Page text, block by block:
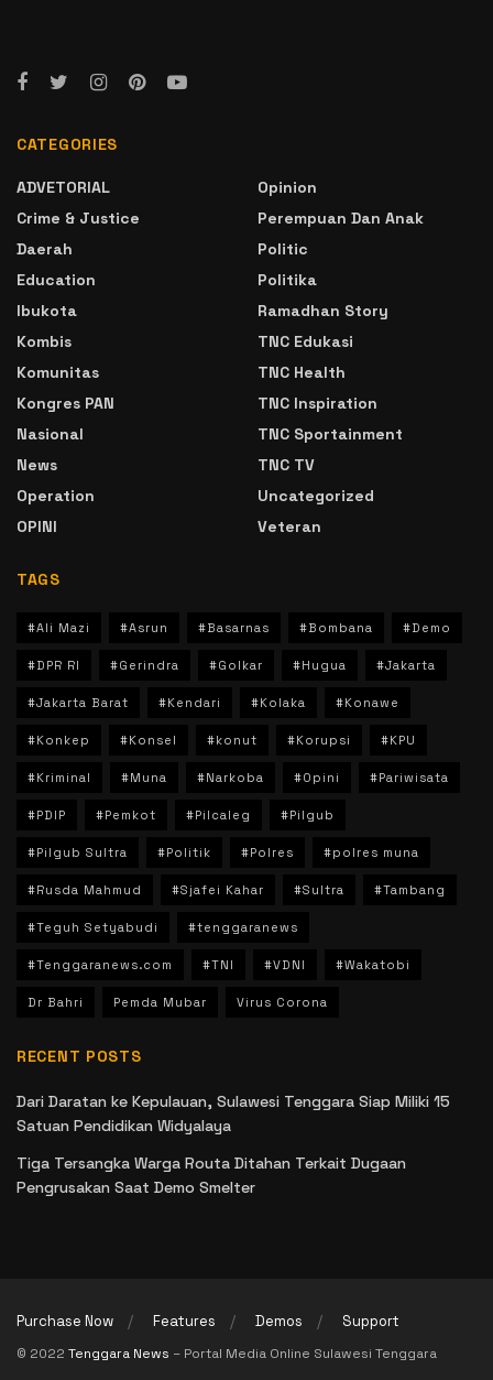
CATEGORIES
ADVETORIAL
Crime & Justice
Daerah
Education
Ibukota
Kombis
Komunitas
Kongres PAN
Nasional
News
Operation
OPINI
Opinion
Perempuan Dan Anak
Politic
Politika
Ramadhan Story
TNC Edukasi
TNC Health
TNC Inspiration
TNC Sportainment
TNC TV
Uncategorized
Veteran
TAGS
#Ali Mazi #Asrun #Basarnas #Bombana #Demo
#DPR RI #Gerindra #Golkar #Hugua #Jakarta
#Jakarta Barat #Kendari #Kolaka #Konawe
#Konkep #Konsel #konut #Korupsi #KPU
#Kriminal #Muna #Narkoba #Opini #Pariwisata
#PDIP #Pemkot #Pilcaleg #Pilgub
#Pilgub Sultra #Politik #Polres #polres muna
#Rusda Mahmud #Sjafei Kahar #Sultra #Tambang
#Teguh Setyabudi #tenggaranews
#Tenggaranews.com #TNI #VDNI #Wakatobi
Dr Bahri Pemda Mubar Virus Corona
RECENT POSTS
Dari Daratan ke Kepulauan, Sulawesi Tenggara Siap Miliki 15
Satuan Pendidikan Widyalaya
Tiga Tersangka Warga Routa Ditahan Terkait Dugaan
Pengrusakan Saat Demo Smelter
Purchase Now Features Demos Support
© 2022 Tenggara News – Portal Media Online Sulawesi Tenggara